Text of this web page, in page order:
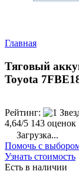
Главная
Тяговый
Toyota
Рейтинг:
4,64/5 143 оценок
Загрузка...
Помочь с
Узнать стоимость
Есть в наличии